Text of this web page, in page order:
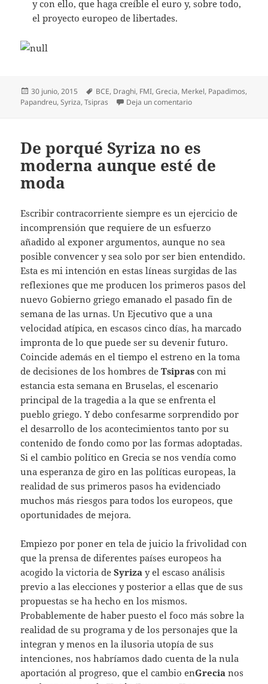
y con ello, que haga creíble el euro y, sobre todo,
el proyecto europeo de libertades.
Publicado
el
30 junio, 2015 Etiquetas
BCE, Draghi, FMI,Grecia, Merkel, Papadimos,
Papandreu,Syriza,Tsipras Deja un comentarioen Algunas verdades
De porqué Syriza no es
moderna aunque esté de
moda
Escribir contracorriente siempre es un ejercicio de
incomprensión que requiere de un esfuerzo
añadido al exponer argumentos, aunque no sea
posible convencer y sea solo por ser bien entendido.
Esta es mi intención en estas líneas surgidas de las
reflexiones que me producen los primeros pasos del
nuevo Gobierno griego emanado el pasado fin de
semana de las urnas. Un Ejecutivo que a una
velocidad atípica, en escasos cinco días, ha marcado
impronta de lo que puede ser su devenir futuro.
Coincide además en el tiempo el estreno en la toma
de decisiones de los hombres deTsipras con mi
estancia esta semana en Bruselas, el escenario
principal de la tragedia a la que se enfrenta el
pueblo griego. Y debo confesarme sorprendido por
el desarrollo de los acontecimientos tanto por su
contenido de fondo como por las formas adoptadas.
Si el cambio político en Grecia se nos vendía como
una esperanza de giro en las políticas europeas, la
realidad de sus primeros pasos ha evidenciado
muchos más riesgos para todos los europeos, que
oportunidades de mejora.
Empiezo por poner en tela de juicio la frivolidad con
que la prensa de diferentes países europeos ha
acogido la victoria de Syriza y el escaso análisis
previo a las elecciones y posterior a ellas que de sus
propuestas se ha hecho en los mismos.
Probablemente de haber puesto el foco más sobre la
realidad de su programa y de los personajes que la
integran y menos en la ilusoria utopía de sus
intenciones, nos habríamos dado cuenta de la nula
aportación al progreso, que el cambio enGrecia nos